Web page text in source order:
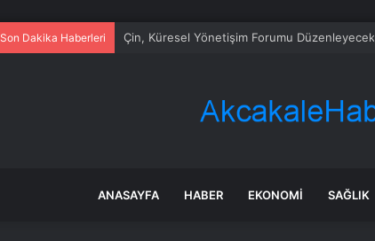
Son Dakika Haberleri Çin, Küresel Yönetişim Forumu Düzenleyecek
ANASAYFA HABER EKONOMI SAĞLIK